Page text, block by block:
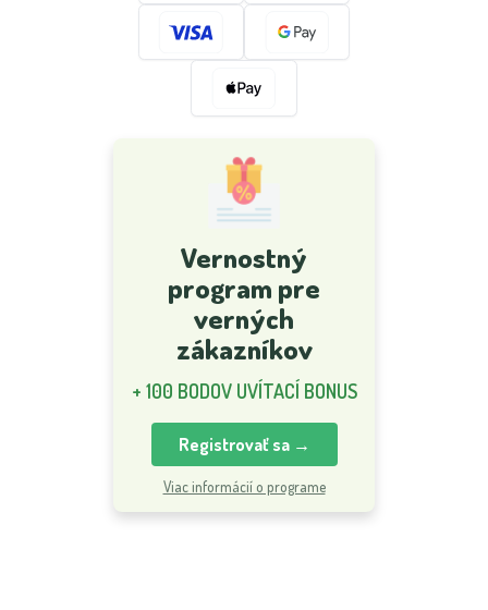
Vernostný
program pre
verných
zákazníkov
+ 100 BODOV UVÍTACÍ BONUS
Registrovať sa →
Viac informácií o programe